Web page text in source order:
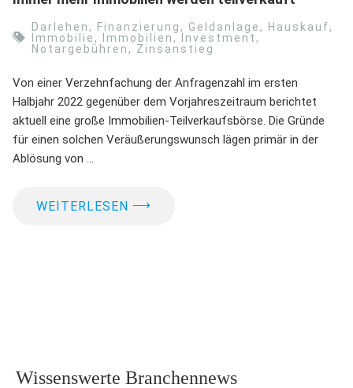
Darlehen , Finanzierung , Geldanlage , Hauskauf,
Immobilie , Immobilien , Investment ,
Notargebühren , Zinsanstieg
Von einer Verzehnfachung der Anfragenzahl im ersten
Halbjahr 2022 gegenüber dem Vorjahreszeitraum berichtet
aktuell eine große Immobilien-Teilverkaufsbörse. Die Gründe
für einen solchen Veräußerungswunsch lägen primär in der
Ablösung von …
WEITERLESEN ⟶
Wissenswerte Branchennews